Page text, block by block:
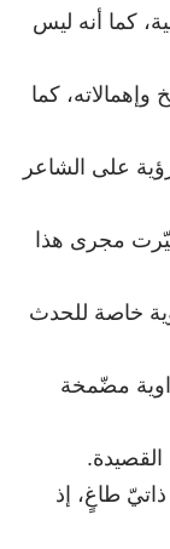
كما أنه ليس
وإهمالاته، كما
على الشاعر
مجرى هذا
خاصة للحدث
مضّمخة
القصيدة.
طاغٍ، إذ